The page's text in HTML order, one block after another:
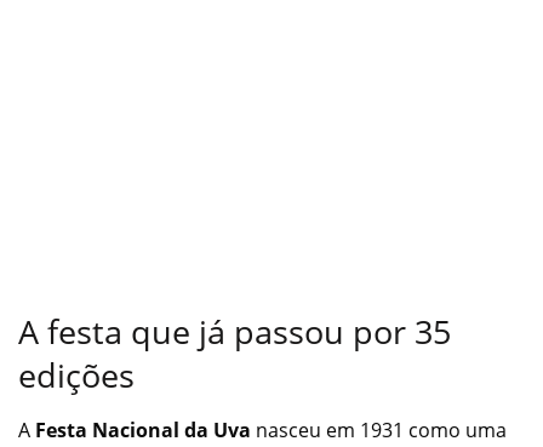
A festa que já passou por 35
edições
A Festa Nacional da Uva nasceu em 1931 como uma